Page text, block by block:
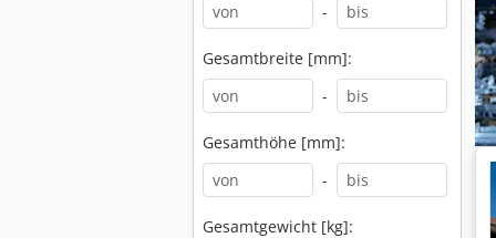
-
Gesamtbreite [mm]:
-
Gesamthöhe [mm]:
-
Gesamtgewicht [kg]: